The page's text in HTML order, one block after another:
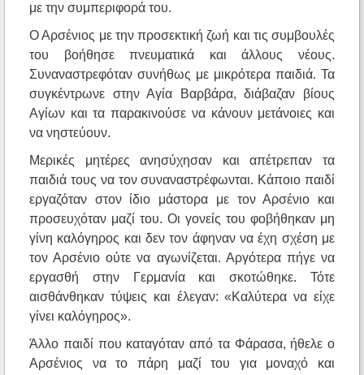
με την συμπεριφορά του.
Ο Αρσένιος με την προσεκτική ζωή και τις συμβουλές
του βοήθησε πνευματικά και άλλους νέους.
Συναναστρεφόταν συνήθως με μικρότερα παιδιά. Τα
συγκέντρωνε στην Αγία Βαρβάρα, διάβαζαν βίους
Αγίων και τα παρακινούσε να κάνουν μετάνοιες και
να νηστεύουν.
Μερικές μητέρες ανησύχησαν και απέτρεπαν τα
παιδιά τους να τον συναναστρέφωνται. Κάποιο παιδί
εργαζόταν στον ίδιο μάστορα με τον Αρσένιο και
προσευχόταν μαζί του. Οι γονείς του φοβήθηκαν μη
γίνη καλόγηρος και δεν τον άφηναν να έχη σχέση με
τον Αρσένιο ούτε να αγωνίζεται. Αργότερα πήγε να
εργασθή στην Γερμανία και σκοτώθηκε. Τότε
αισθάνθηκαν τύψεις και έλεγαν: «Καλύτερα να είχε
γίνει καλόγηρος».
Άλλο παιδί που καταγόταν από τα Φάρασα, ήθελε ο
Αρσένιος να το πάρη μαζί του για μοναχό και